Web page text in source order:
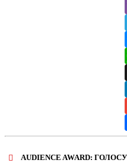
AUDIENCE AWARD: